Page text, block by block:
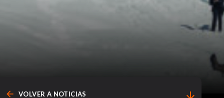
arrow_back VOLVER A NOTICIAS arrow_downward